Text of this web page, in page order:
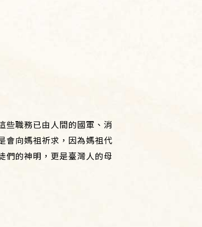
些職務已由人間的國軍、消
會向媽祖祈求，因為媽祖代
們的神明，更是臺灣人的母